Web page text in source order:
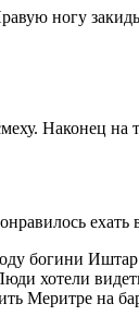
ногу
Наконец на
ехать
богини
хотели
Меритре на